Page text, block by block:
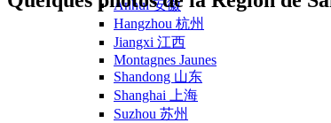
Anhui 安徽
Hangzhou 杭州
Jiangxi 江西
Montagnes Jaunes
Shandong 山东
Shanghai 上海
Suzhou 苏州